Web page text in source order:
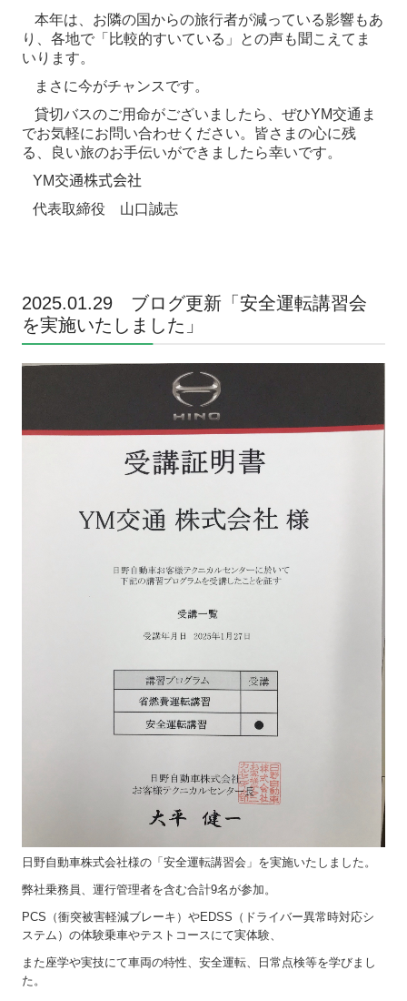
本年は、お隣の国からの旅行者が減っている影響もあ
り、各地で「比較的すいている」との声も聞こえてま
いります。
まさに今がチャンスです。
貸切バスのご用命がございましたら、ぜひYM交通ま
でお気軽にお問い合わせください。皆さまの心に残
る、良い旅のお手伝いができましたら幸いです。
YM交通株式会社
代表取締役 山口誠志
2025.01.29 ブログ更新「安全運転講習会
を実施いたしました」
日野自動車株式会社様の「安全運転講習会」を実施いたしました。
弊社乗務員、運行管理者を含む合計9名が参加。
PCS （衝突被害軽減ブレーキ）やEDSS （ドライバー異常時対応シ
ステム）の体験乗車やテストコースにて実体験、
また座学や実技にて車両の特性、安全運転、日常点検等を学びまし
た。